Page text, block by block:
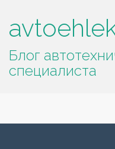
Блог
специалиста
меню